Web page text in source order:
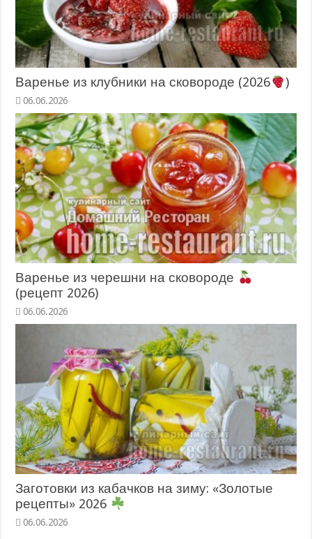
Варенье из клубники на сковороде (2026 )
06.06.2026
Варенье из черешни на сковороде
(рецепт 2026)
06.06.2026
Заготовки из кабачков на зиму: «Золотые
рецепты» 2026
06.06.2026